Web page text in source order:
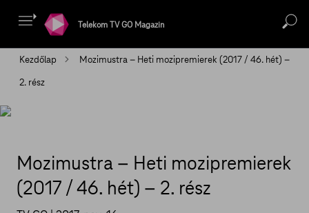
Telekom TV GO Magazin
Kezdőlap
Mozimustra – Heti mozipremierek (2017 / 46. hét) –
2. rész
Mozimustra – Heti mozipremierek
(2017 / 46. hét) – 2. rész